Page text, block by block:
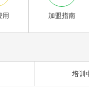
用 加盟指南
培训